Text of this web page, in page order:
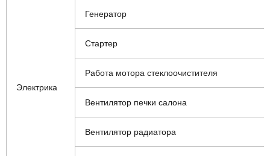
Электрика
Генератор
Стартер
Работа мотора стеклоочистителя
Вентилятор печки салона
Вентилятор радиатора